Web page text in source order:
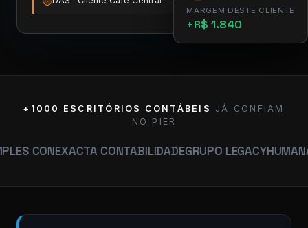
MARGEM DESTE CLIENTE
+R$ 1.840
+1000 ESCRITÓRIOS CONTÁBEIS
JÁ CONFIAM
NO PIER
EXACTA CONTABILIDADEGRUPO LEGACYHUMANA